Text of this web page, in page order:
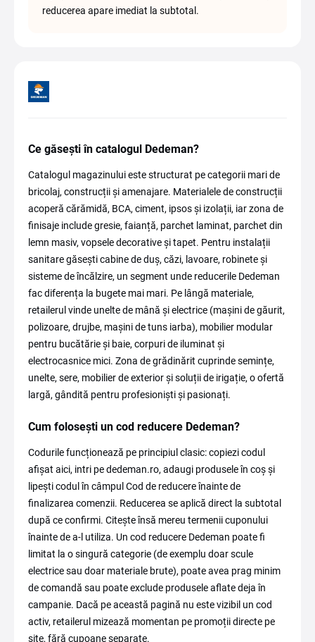
reducerea apare imediat la subtotal.
Ce găsești în catalogul Dedeman?
Catalogul magazinului este structurat pe categorii mari de
bricolaj, construcții și amenajare. Materialele de construcții
acoperă cărămidă, BCA, ciment, ipsos și izolații, iar zona de
finisaje include gresie, faianță, parchet laminat, parchet din
lemn masiv, vopsele decorative și tapet. Pentru instalații
sanitare găsești cabine de duș, căzi, lavoare, robinete și
sisteme de încălzire, un segment unde reducerile Dedeman
fac diferența la bugete mai mari. Pe lângă materiale,
retailerul vinde unelte de mână și electrice (mașini de găurit,
polizoare, drujbe, mașini de tuns iarba), mobilier modular
pentru bucătărie și baie, corpuri de iluminat și
electrocasnice mici. Zona de grădinărit cuprinde semințe,
unelte, sere, mobilier de exterior și soluții de irigație, o ofertă
largă, gândită pentru profesioniști și pasionați.
Cum folosești un cod reducere Dedeman?
Codurile funcționează pe principiul clasic: copiezi codul
afișat aici, intri pe dedeman.ro, adaugi produsele în coș și
lipești codul în câmpul Cod de reducere înainte de
finalizarea comenzii. Reducerea se aplică direct la subtotal
după ce confirmi. Citește însă mereu termenii cuponului
înainte de a-l utiliza. Un cod reducere Dedeman poate fi
limitat la o singură categorie (de exemplu doar scule
electrice sau doar materiale brute), poate avea prag minim
de comandă sau poate exclude produsele aflate deja în
campanie. Dacă pe această pagină nu este vizibil un cod
activ, retailerul mizează momentan pe promoții directe pe
site, fără cupoane separate.